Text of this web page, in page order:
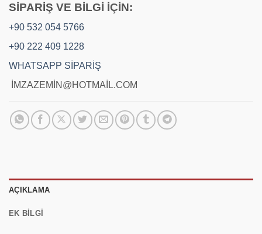
SİPARİŞ VE BİLGİ İÇİN:
+90 532 054 5766
+90 222 409 1228
WHATSAPP SİPARİŞ
İMZAZEMİN@HOTMAİL.COM
AÇIKLAMA
EK BILGI